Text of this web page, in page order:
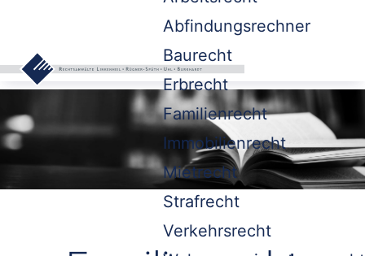
Abfindungsrechner
Baurecht
Erbrecht
Familienrecht
Immobilienrecht
Mietrecht
Strafrecht
Verkehrsrecht